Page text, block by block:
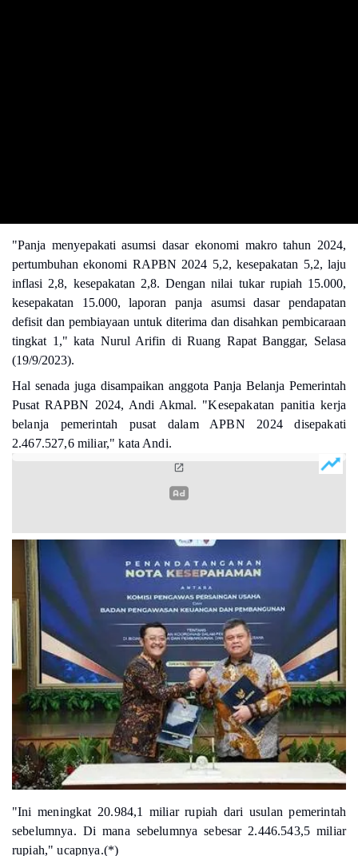
"Panja menyepakati asumsi dasar ekonomi makro tahun 2024,
pertumbuhan ekonomi RAPBN 2024 5,2, kesepakatan 5,2, laju
inflasi 2,8, kesepakatan 2,8. Dengan nilai tukar rupiah 15.000,
kesepakatan 15.000, laporan panja asumsi dasar pendapatan
defisit dan pembiayaan untuk diterima dan disahkan pembicaraan
tingkat 1," kata Nurul Arifin di Ruang Rapat Banggar, Selasa
(19/9/2023).
Hal senada juga disampaikan anggota Panja Belanja Pemerintah
Pusat RAPBN 2024, Andi Akmal. "Kesepakatan panitia kerja
belanja pemerintah pusat dalam APBN 2024 disepakati
2.467.527,6 miliar," kata Andi.
"Ini meningkat 20.984,1 miliar rupiah dari usulan pemerintah
sebelumnya. Di mana sebelumnya sebesar 2.446.543,5 miliar
rupiah," ucapnya.(*)